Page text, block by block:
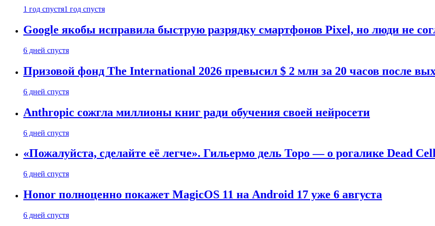
1 год спустя1 год спустя
Google якобы исправила быструю разрядку смартфонов Pixel, но люди не
6 дней спустя
Призовой фонд The International 2026 превысил $ 2 млн за 20 часов после
6 дней спустя
Anthropic сожгла миллионы книг ради обучения своей нейросети
6 дней спустя
«Пожалуйста, сделайте её легче». Гильермо дель Торо — о рогалике Dead
6 дней спустя
Honor полноценно покажет MagicOS 11 на Android 17 уже 6 августа
6 дней спустя